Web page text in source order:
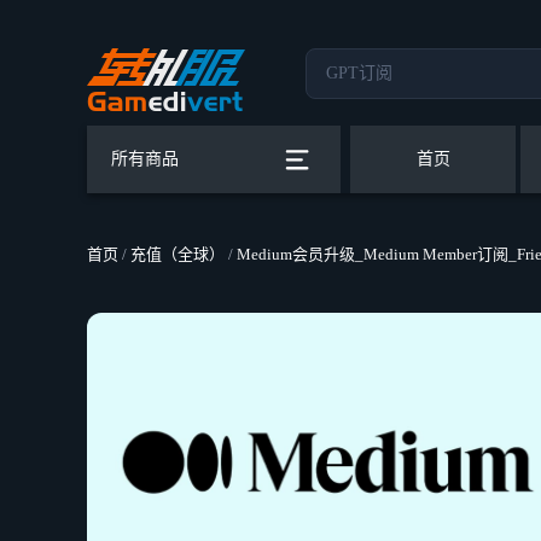
所有商品 首页
首页 / 充值（全球） / Medium会员升级_Medium Member订阅